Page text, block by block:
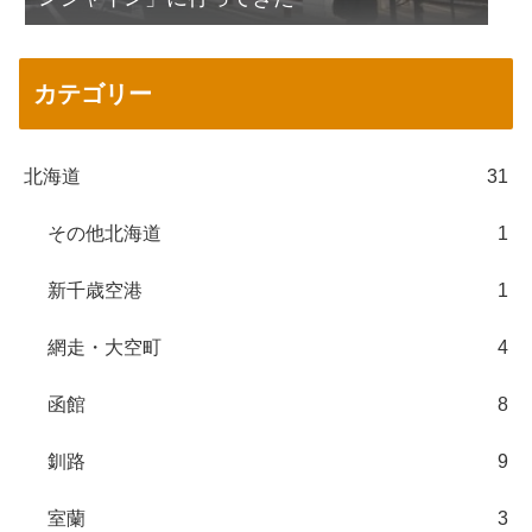
カテゴリー
北海道 31
その他北海道 1
新千歳空港 1
網走・大空町 4
函館 8
釧路 9
室蘭 3